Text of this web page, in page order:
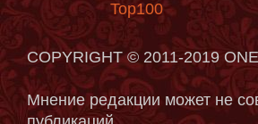
COPYRIGHT © 2011-2019
Мнение редакции может не